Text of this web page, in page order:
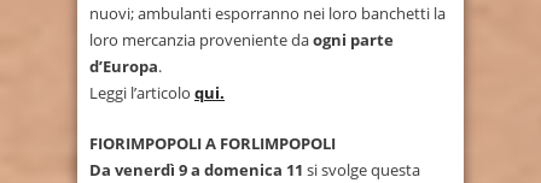
nuovi; ambulanti esporranno nei loro banchetti la
loro mercanzia proveniente daogni parte
d’Europa.
Leggi l’articolo qui.
FIORIMPOPOLI A FORLIMPOPOLI
Da venerdì 9 a domenica 11 si svolge questa